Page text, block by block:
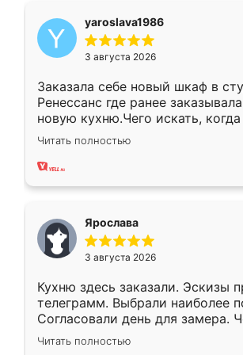
yaroslava1986
3 августа 2026
Заказала себе новый шкаф в
Ренессанс где ранее
новую кухню.Чего искать,
вполне довольна. Служит кухня
два года, нареканий нет.
Читать полностью
Ярослава
3 августа 2026
Кухню здесь заказали. Эскизы
телеграмм. Выбрали наиболее
Согласовали день для замера.
недели кухня была уже готова.
довольны работой. Спасибо
Читать полностью